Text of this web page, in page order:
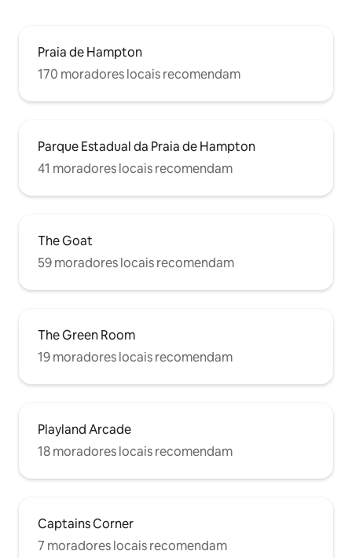
Praia de Hampton
170 moradores locais recomendam
Parque Estadual da Praia de Hampton
41 moradores locais recomendam
The Goat
59 moradores locais recomendam
The Green Room
19 moradores locais recomendam
Playland Arcade
18 moradores locais recomendam
Captains Corner
7 moradores locais recomendam